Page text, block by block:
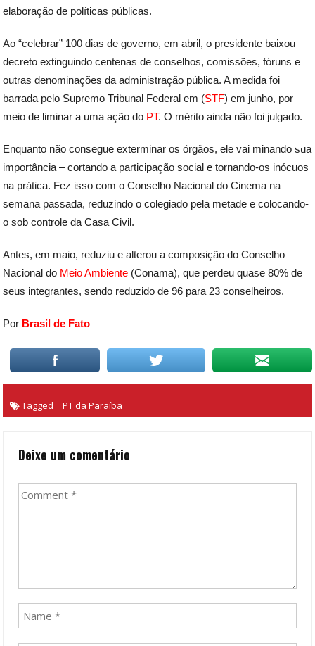
elaboração de políticas públicas.
Ao “celebrar” 100 dias de governo, em abril, o presidente baixou
decreto extinguindo centenas de conselhos, comissões, fóruns e
outras denominações da administração pública. A medida foi
barrada pelo Supremo Tribunal Federal em (STF) em junho, por
meio de liminar a uma ação do PT. O mérito ainda não foi julgado.
Enquanto não consegue exterminar os órgãos, ele vai minando sua
importância – cortando a participação social e tornando-os inócuos
na prática. Fez isso com o Conselho Nacional do Cinema na
semana passada, reduzindo o colegiado pela metade e colocando-
o sob controle da Casa Civil.
Antes, em maio, reduziu e alterou a composição do Conselho
Nacional do Meio Ambiente (Conama), que perdeu quase 80% de
seus integrantes, sendo reduzido de 96 para 23 conselheiros.
Por Brasil de Fato
Tagged PT da Paraíba
Deixe um comentário